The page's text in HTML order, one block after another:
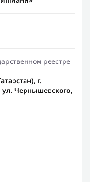
реестре
г.
ул. Чернышевского,